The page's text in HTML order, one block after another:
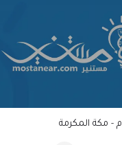
- مكة المكرمة